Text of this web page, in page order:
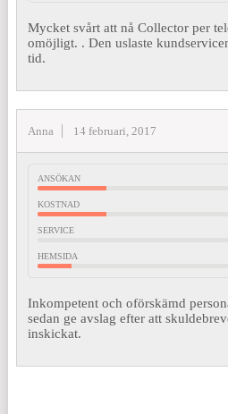
Mycket svårt att nå Collector per
omöjligt. . Den uslaste
tid.
Anna 14 februari, 2017
ANSÖKAN
KOSTNAD
SERVICE
HEMSIDA
Inkompetent och oförskämd
sedan ge avslag efter att
inskickat.